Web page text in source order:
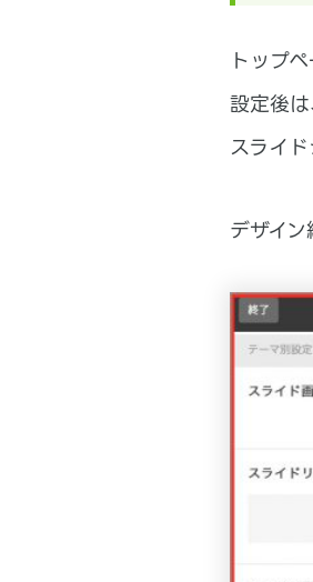
トップ
設定後
スライ
デザイ